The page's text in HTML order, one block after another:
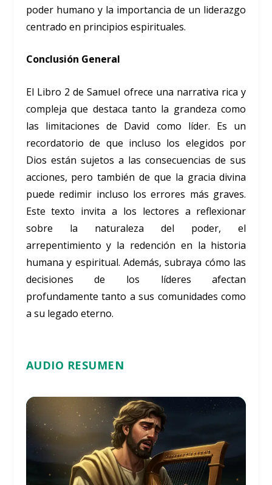
poder humano y la importancia de un liderazgo
centrado en principios espirituales.
Conclusión General
El Libro 2 de Samuel ofrece una narrativa rica y
compleja que destaca tanto la grandeza como
las limitaciones de David como líder. Es un
recordatorio de que incluso los elegidos por
Dios están sujetos a las consecuencias de sus
acciones, pero también de que la gracia divina
puede redimir incluso los errores más graves.
Este texto invita a los lectores a reflexionar
sobre la naturaleza del poder, el
arrepentimiento y la redención en la historia
humana y espiritual. Además, subraya cómo las
decisiones de los líderes afectan
profundamente tanto a sus comunidades como
a su legado eterno.
AUDIO RESUMEN